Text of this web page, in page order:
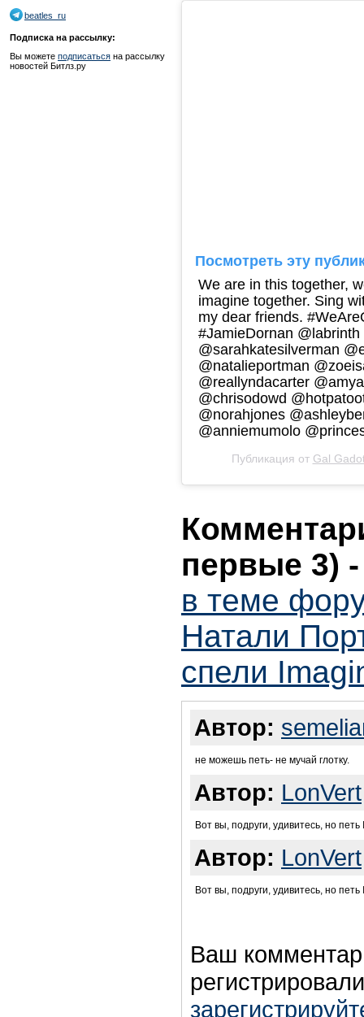
beatles_ru
Подписка на рассылку:
Вы можете подписаться на рассылку
новостей Битлз.ру
Посмотреть эту
We are in this together,
imagine together. Sing
my dear friends.
#JamieDornan
@sarahkatesilverman
@natalieportman
@reallyndacarter
@chrisodowd
@norahjones
@anniemumolo
Публикация от Gal
первые 3)
в теме
Натали
спели
Автор:
не можешь петь- не мучай глотку.
Автор: LonVert
Вот вы, подруги, удивитесь, но
Автор: LonVert
Вот вы, подруги, удивитесь, но
Ваш